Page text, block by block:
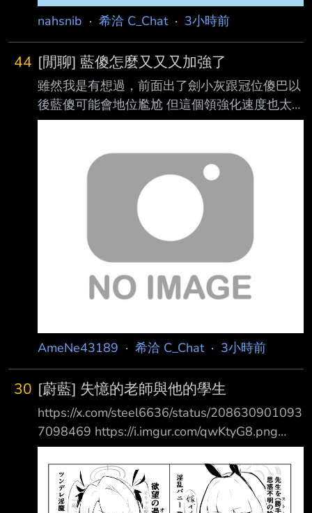
nahsnib · 希洽 C_Chat· 3小時前
44 [閒聊] 藍傻怎麼又又又加強了
雖然我是有想過，前面出了劍小灰跟冠位傻巴以
後藍傻可能會地位尷尬 但這個領強化速度也太
快了吧= = https://i.verb.tw/SxrL0JeE.jpg 劍職現
底哪招啊笑死 ---- Sent from BePTT on my
iPhone 17 --
AmeNe43189 · 希洽 C_Chat· 3小時前
30 [蔚藍] 失憶的老師與他的學生
https://x.com/steel6636/status/208630901093
7098469 https://i.imgur.com/qwKtyG8.png
https://i.imgur.com/DUYvIz7.jpeg 現在還有誰可
以救為師嗎 --